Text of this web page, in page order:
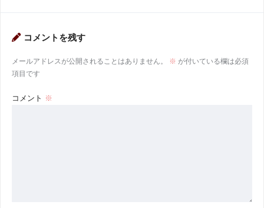
コメントを残す
メールアドレスが公開されることはありません。 ※ が付いている欄は必須
項目です
コメント ※